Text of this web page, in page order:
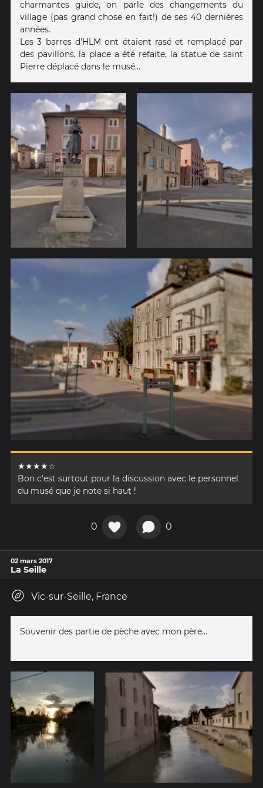
charmantes guide, on parle des changements du
village (pas grand chose en fait!) de ses 40 dernières
années.
Les 3 barres d'HLM ont étaient rasé et remplacé par
des pavillons, la place a été refaite, la statue de saint
Pierre déplacé dans le musé...
★★★★☆
Bon c'est surtout pour la discussion avec le personnel
du musé que je note si haut !
0 0
02 mars 2017
La Seille
Vic-sur-Seille, France
Souvenir des partie de pèche avec mon père...